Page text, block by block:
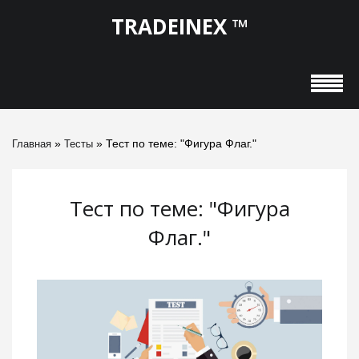
TRADEINEX ™
Главная » Тесты » Тест по теме: "Фигура Флаг."
Тест по теме: "Фигура
Флаг."